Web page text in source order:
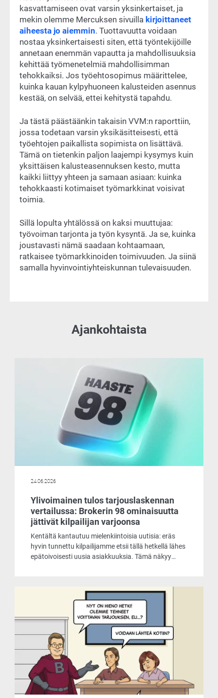
kasvattamiseen ovat varsin yksinkertaiset, ja
mekin olemme Mercuksen sivuilla kirjoittaneet
aiheesta jo aiemmin. Tuottavuutta voidaan
nostaa yksinkertaisesti siten, että työntekijöille
annetaan enemmän vapautta ja mahdollisuuksia
kehittää työmenetelmiä mahdollisimman
tehokkaiksi. Jos työehtosopimus määrittelee,
kuinka kauan kylpyhuoneen kalusteiden asennus
kestää, on selvää, ettei kehitystä tapahdu.
Ja tästä päästäänkin takaisin VVM:n raporttiin,
jossa todetaan varsin yksikäsitteisesti, että
työehtojen paikallista sopimista on lisättävä.
Tämä on tietenkin paljon laajempi kysymys kuin
yksittäisen kalusteasennuksen kesto, mutta
kaikki liittyy yhteen ja samaan asiaan: kuinka
tehokkaasti kotimaiset työmarkkinat voisivat
toimia.
Sillä lopulta yhtälössä on kaksi muuttujaa:
työvoiman tarjonta ja työn kysyntä. Ja se, kuinka
joustavasti nämä saadaan kohtaamaan,
ratkaisee työmarkkinoiden toimivuuden. Ja siinä
samalla hyvinvointiyhteiskunnan tulevaisuuden.
Ajankohtaista
24.06.2026
Ylivoimainen tulos tarjouslaskennan
vertailussa: Brokerin 98 ominaisuutta
jättivät kilpailijan varjoonsa
Kentältä kantautuu mielenkiintoisia uutisia: eräs
hyvin tunnettu kilpailijamme etsii tällä hetkellä lähes
epätoivoisesti uusia asiakkuuksia. Tämä näkyy
ilmaisohjelma pitää sisällään.